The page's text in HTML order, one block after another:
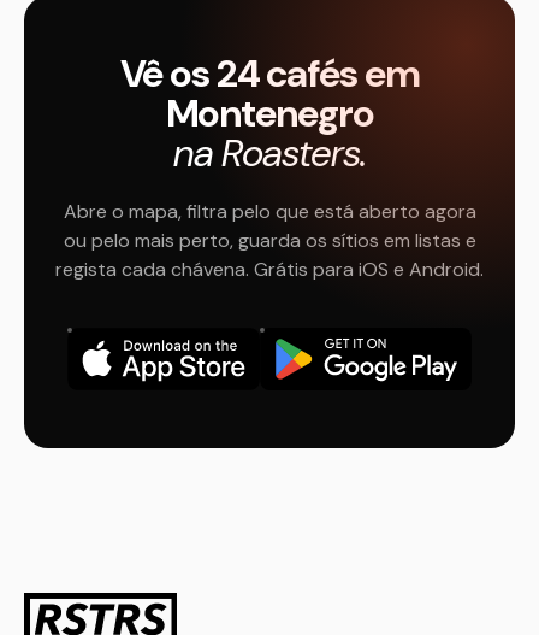
Vê os 24 cafés em
Montenegro
na Roasters.
Abre o mapa, filtra pelo que está aberto agora
ou pelo mais perto, guarda os sítios em listas e
regista cada chávena. Grátis para iOS e Android.